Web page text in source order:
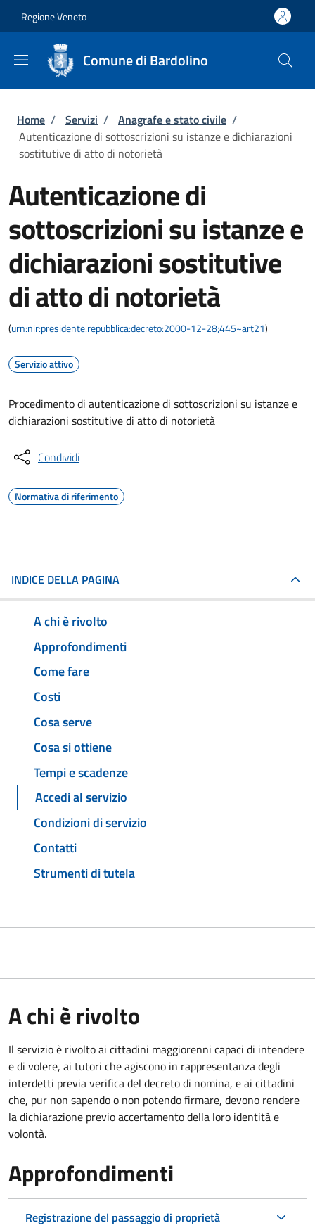
Regione Veneto
Comune di Bardolino
Briciole di pane
Home / Servizi / Anagrafe e stato civile /
Autenticazione di sottoscrizioni su istanze e dichiarazioni
sostitutive di atto di notorietà
Autenticazione di
sottoscrizioni su istanze e
dichiarazioni sostitutive
di atto di notorietà
(urn:nir:presidente.repubblica:decreto:2000-12-28;445~art21)
Servizio attivo
Procedimento di autenticazione di sottoscrizioni su istanze e
dichiarazioni sostitutive di atto di notorietà
Condividi
Normativa di riferimento
INDICE DELLA PAGINA
A chi è rivolto
Approfondimenti
Come fare
Costi
Cosa serve
Cosa si ottiene
Tempi e scadenze
Accedi al servizio
Condizioni di servizio
Contatti
Strumenti di tutela
A chi è rivolto
Il servizio è rivolto ai cittadini maggiorenni capaci di intendere
e di volere, ai tutori che agiscono in rappresentanza degli
interdetti previa verifica del decreto di nomina, e ai cittadini
che, pur non sapendo o non potendo firmare, devono rendere
la dichiarazione previo accertamento della loro identità e
volontà.
Approfondimenti
Registrazione del passaggio di proprietà